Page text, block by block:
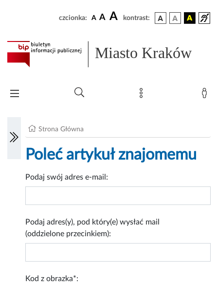
czcionka: A A A kontrast:
Miasto Kraków
Strona Główna
Poleć artykuł znajomemu
Podaj swój adres e-mail:
Podaj adres(y), pod który(e) wysłać mail
(oddzielone przecinkiem):
Kod z obrazka*: